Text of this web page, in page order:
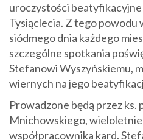
uroczystości beatyfikacyjne
Tysiąclecia. Z tego powodu
siódmego dnia każdego
szczególne spotkania
Stefanowi Wyszyńskiemu,
wiernych na jego
Prowadzone będą przez ks.
Mnichowskiego,
współpracownika kard.